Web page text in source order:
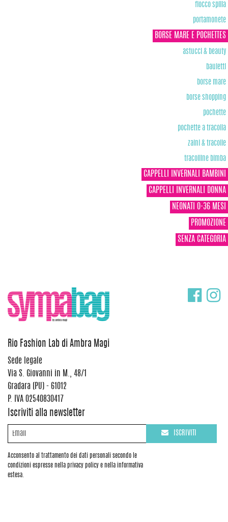
fiocco spilla
portamonete
BORSE MARE E POCHETTES
astucci & beauty
bauletti
borse mare
borse shopping
pochette
pochette a tracolla
zaini & tracolle
tracolline bimba
CAPPELLI INVERNALI BAMBINI
CAPPELLI INVERNALI DONNA
NEONATI 0-36 MESI
PROMOZIONE
SENZA CATEGORIA
Rio Fashion Lab di Ambra Magi
Sede legale
Via S. Giovanni in M., 48/1
Gradara (PU) - 61012
P. IVA 02540830417
Iscriviti alla newsletter
Acconsento al trattamento dei dati personali secondo le
condizioni espresse nella privacy policy e nella informativa
estesa.
ISCRIVITI